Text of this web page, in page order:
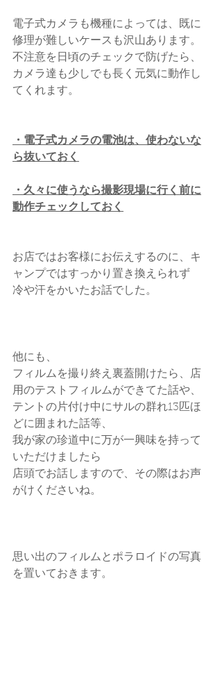
電子式カメラも機種によっては、既に
修理が難しいケースも沢山あります。
不注意を日頃のチェックで防げたら、
カメラ達も少しでも長く元気に動作し
てくれます。
・電子式カメラの電池は、使わないな
ら抜いておく
・久々に使うなら撮影現場に行く前に
動作チェックしておく
お店ではお客様にお伝えするのに、キ
ャンプではすっかり置き換えられず
冷や汗をかいたお話でした。
他にも、
フィルムを撮り終え裏蓋開けたら、店
用のテストフィルムができてた話や、
テントの片付け中にサルの群れ13匹ほ
どに囲まれた話等、
我が家の珍道中に万が一興味を持って
いただけましたら
店頭でお話しますので、その際はお声
がけくださいね。
思い出のフィルムとポラロイドの写真
を置いておきます。